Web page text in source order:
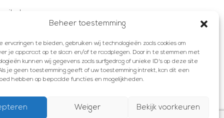
Beheer toestemming
ervaringen te bieden, gebruiken wij technologieën zoals cookies om
je apparaat op te slaan en/of te raadplegen. Door in te stemmen met
kunnen wij gegevens zoals surfgedrag of unieke ID's op deze site
je geen toestemming geeft of uw toestemming intrekt, kan dit een
hebben op bepaalde functies en mogelijkheden.
Weiger Bekijk voorkeuren